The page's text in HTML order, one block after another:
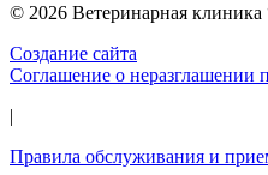
© 2026 Ветеринарная клиника
Создание сайта
Соглашение о неразглашении
|
Правила обслуживания и